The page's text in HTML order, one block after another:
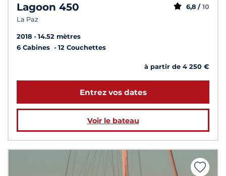
Lagoon 450
La Paz
6,8 / 10
2018
14.52 mètres
6 Cabines
12 Couchettes
à partir de 4 250 €
Entrez vos dates
Voir le bateau